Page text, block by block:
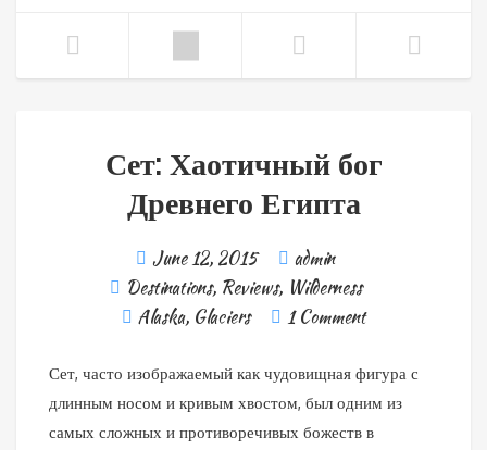
Сет: Хаотичный бог
Древнего Египта
June 12, 2015
admin
Destinations, Reviews, Wilderness
Alaska, Glaciers 1 Comment
Сет, часто изображаемый как чудовищная фигура с
длинным носом и кривым хвостом, был одним из
самых сложных и противоречивых божеств в